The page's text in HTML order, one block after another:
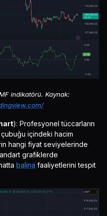
indikatörü. Kaynak:
): Profesyonel tüccarların
içindeki hacim
hangi fiyat seviyelerinde
grafiklerde
balina faaliyetlerini tespit